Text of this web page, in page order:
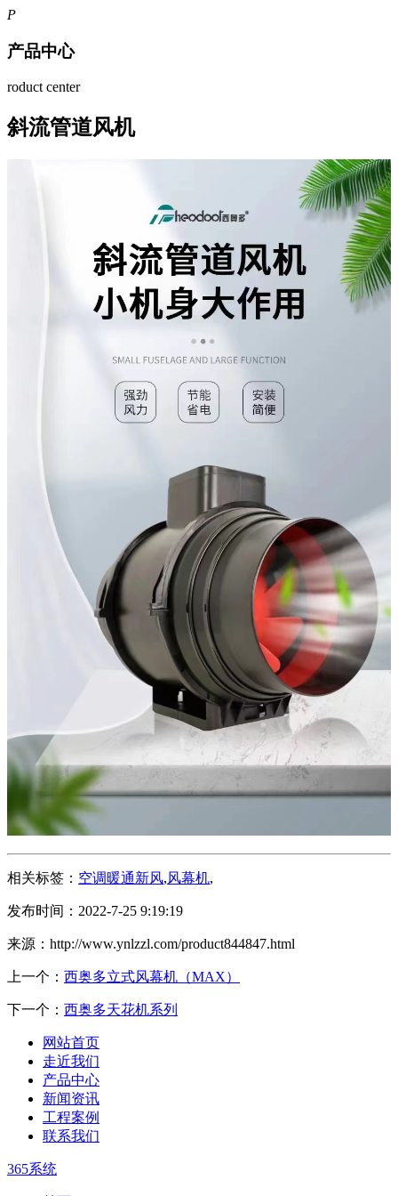
P
产品中心
roduct center
斜流管道风机
相关标签： 空调暖通新风,风幕机,
发布时间：2022-7-25 9:19:19
来源：http://www.ynlzzl.com/product844847.html
上一个： 西奥多立式风幕机（MAX）
下一个： 西奥多天花机系列
网站首页
走近我们
产品中心
新闻资讯
工程案例
联系我们
365系统